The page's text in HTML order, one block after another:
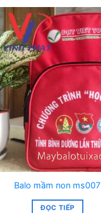
Balo mầm non ms007
ĐỌC TIẾP